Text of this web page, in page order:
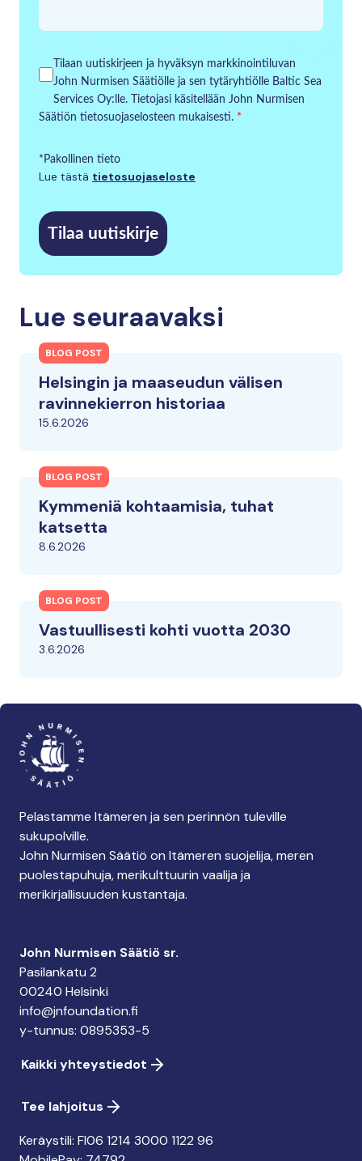
Tilaan uutiskirjeen ja hyväksyn markkinointiluvan
John Nurmisen Säätiölle ja sen tytäryhtiölle Baltic Sea
Services Oy:lle. Tietojasi käsitellään John Nurmisen
Säätiön tietosuojaselosteen mukaisesti. *
*Pakollinen tieto
Lue tästä tietosuojaseloste
Tilaa uutiskirje
Lue seuraavaksi
BLOG POST
Helsingin ja maaseudun välisen
ravinnekierron historiaa
15.6.2026
BLOG POST
Kymmeniä kohtaamisia, tuhat
katsetta
8.6.2026
BLOG POST
Vastuullisesti kohti vuotta 2030
3.6.2026
Pelastamme Itämeren ja sen perinnön tuleville
sukupolville.
John Nurmisen Säätiö on Itämeren suojelija, meren
puolestapuhuja, merikulttuurin vaalija ja
merikirjallisuuden kustantaja.
John Nurmisen Säätiö sr.
Pasilankatu 2
00240 Helsinki
info@jnfoundation.fi
y-tunnus: 0895353-5
Kaikki yhteystiedot
Tee lahjoitus
Keräystili: FI06 1214 3000 1122 96